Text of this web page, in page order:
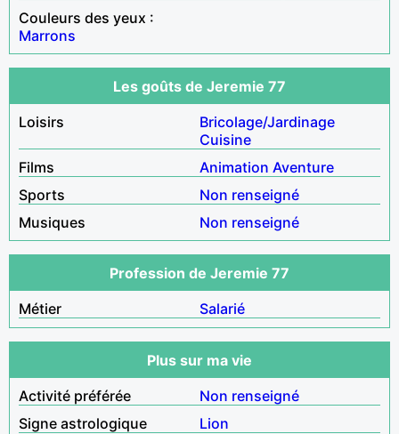
Couleurs des yeux :
Marrons
Les goûts de Jeremie 77
Loisirs
Bricolage/Jardinage
Cuisine
Films
Animation Aventure
Sports
Non renseigné
Musiques
Non renseigné
Profession de Jeremie 77
Métier
Salarié
Plus sur ma vie
Activité préférée
Non renseigné
Signe astrologique
Lion